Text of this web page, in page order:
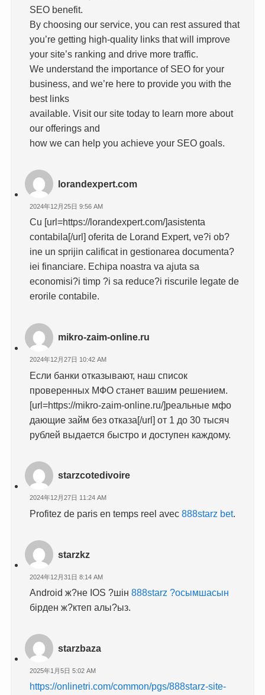
SEO benefit.
By choosing our service, you can rest assured that
you’re getting high-quality links that will improve
your site’s ranking and drive more traffic.
We understand the importance of SEO for your
business, and we’re here to provide you with the
best links
available. Visit our site today to learn more about
our offerings and
how we can help you achieve your SEO goals.
lorandexpert.com
2024年12月25日 9:56 AM
Cu [url=https://lorandexpert.com/]asistenta
contabila[/url] oferita de Lorand Expert, ve?i ob?
ine un sprijin calificat in gestionarea documenta?
iei financiare. Echipa noastra va ajuta sa
economisi?i timp ?i sa reduce?i riscurile legate de
erorile contabile.
mikro-zaim-online.ru
2024年12月27日 10:42 AM
Если банки отказывают, наш список
проверенных МФО станет вашим решением.
[url=https://mikro-zaim-online.ru/]реальные мфо
дающие займ без отказа[/url] от 1 до 30 тысяч
рублей выдается быстро и доступен каждому.
starzcotedivoire
2024年12月27日 11:24 AM
Profitez de paris en temps reel avec888starz bet.
starzkz
2024年12月31日 8:14 AM
Android ж?не IOS ?шін888starz ?осымшасын
бірден ж?ктеп алы?ыз.
starzbaza
2025年1月5日 5:02 AM
https://onlinetri.com/common/pgs/888starz-site-